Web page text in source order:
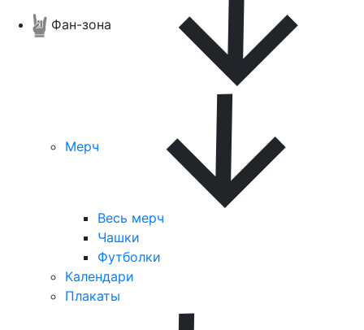
Фан-зона
Мерч
Весь мерч
Чашки
Футболки
Календари
Плакаты